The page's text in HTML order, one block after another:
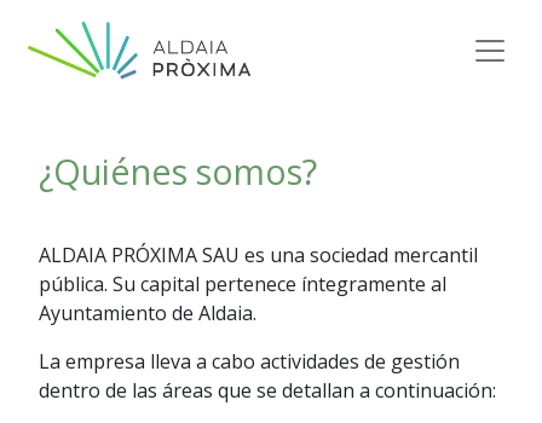
Navegación principal
¿Quiénes somos?
ALDAIA PRÓXIMA SAU es una sociedad mercantil
pública. Su capital pertenece íntegramente al
Ayuntamiento de Aldaia.
La empresa lleva a cabo actividades de gestión
dentro de las áreas que se detallan a continuación: